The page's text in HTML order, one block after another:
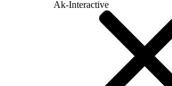
Ak-Interactive